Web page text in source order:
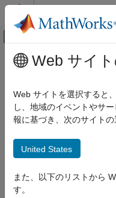
コンテンツへスキップ
オフキャン
ドキュメンテーションのホーム
MATLAB Coder
コード生成
コード生成の構成
配列の次元を保持
項目一覧
メインコンテンツ
配列の次元
N 次元のインデックス
アプリ構成ペイン:
構成オブジェクト:
Web サイ
Web サイトを選択すると
し、地域のイベントやサ
報に基づき、次のサイト
United States
また、以下のリストから
す。